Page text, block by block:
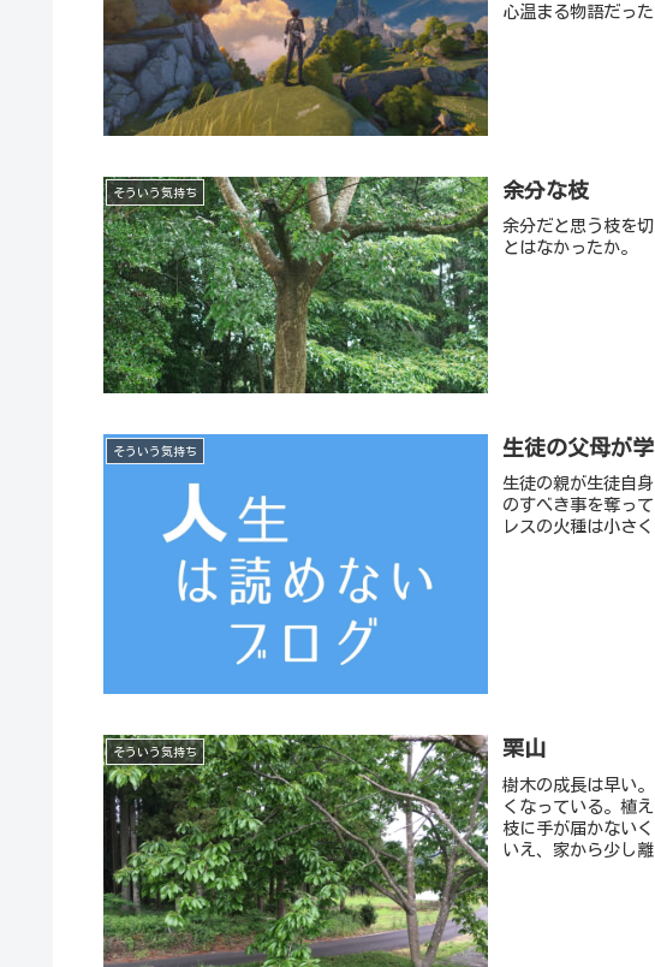
心温まる物語だった
そういう気持ち 余分な枝
余分だと思う枝を
とはなかったか。
そういう気持ち 生徒の父母が
生徒の親が生徒自
のすべき事を奪っ
レスの火種は小さ
そういう気持ち 栗山
樹木の成長は早い
くなっている。植
枝に手が届かない
いえ、家から少し